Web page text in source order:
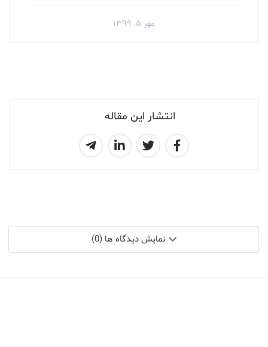
انتشار این مقاله
مهر ۵, ۱۳۹۹
نمایش دیدگاه ها (0)